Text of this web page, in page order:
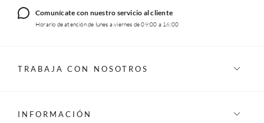
Comunícate con nuestro servicio al cliente
Horario de atención de lunes a viernes de 09:00 a 16:00
TRABAJA CON NOSOTROS
INFORMACIÓN